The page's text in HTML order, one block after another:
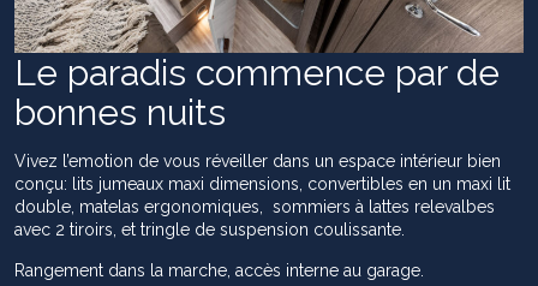
Le paradis commence par de
bonnes nuits
Vivez l’emotion de vous réveiller dans un espace intérieur bien
conçu: lits jumeaux maxi dimensions, convertibles en un maxi lit
double, matelas ergonomiques, sommiers à lattes relevalbes
avec 2 tiroirs, et tringle de suspension coulissante.
Rangement dans la marche, accès interne au garage.